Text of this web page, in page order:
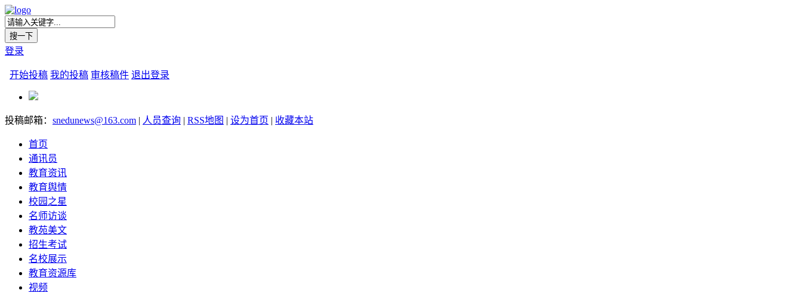
登录
开始投稿 我的投稿 审核稿件 退出登录
投稿邮箱： snedunews@163.com | 人员查询 | RSS地图 | 设为首页 | 收藏本站
首页
通讯员
教育资讯
教育舆情
校园之星
名师访谈
教苑美文
招生考试
名校展示
教育资源库
视频